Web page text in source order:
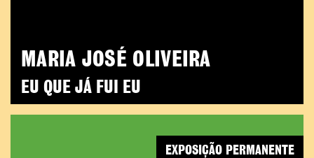
MARIA JOSÉ OLIVEIRA
EU QUE JÁ FUI EU
EXPOSIÇÃO PERMANENTE